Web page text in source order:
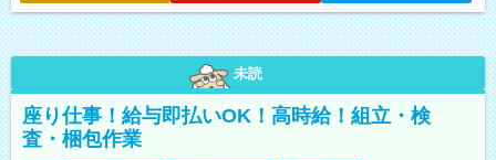
未読
座り仕事！給与即払いOK！高時給！組立・検
査・梱包作業